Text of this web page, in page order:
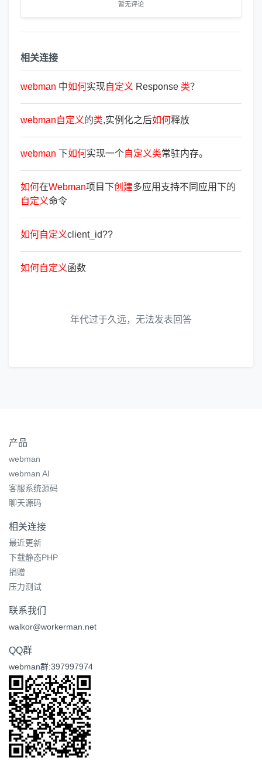
暂无评论
相关连接
webman 中如何实现自定义 Response 类？
webman自定义的类,实例化之后如何释放
webman 下如何实现一个自定义类常驻内存。
如何在Webman项目下创 建多应用支持不同应用下的
自定义命令
如何自定义client_id??
如何自定义函数
年代过于久远，无法发表回答
产品
webman
webman AI
客服系统源码
聊天源码
相关连接
最近更新
下载静态PHP
捐赠
压力测试
联系我们
walkor@workerman.net
QQ群
webman群:397997974